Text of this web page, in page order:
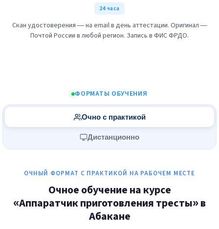
24 часа
Скан удостоверения — на email в день аттестации. Оригинал —
Почтой России в любой регион. Запись в ФИС ФРДО.
ФОРМАТЫ ОБУЧЕНИЯ
Очно с практикой
Дистанционно
ОЧНЫЙ ФОРМАТ С ПРАКТИКОЙ НА РАБОЧЕМ МЕСТЕ
Очное обучение на курсе
«Аппаратчик приготовления тресты» в
Абакане